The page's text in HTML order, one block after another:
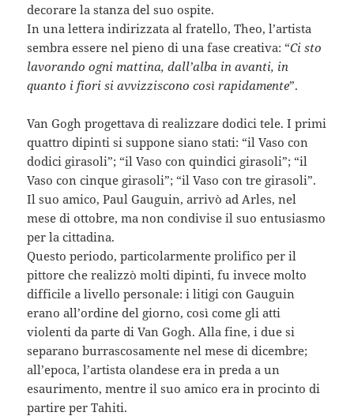
decorare la stanza del suo ospite.
In una lettera indirizzata al fratello, Theo, l’artista
sembra essere nel pieno di una fase creativa: “Ci sto
lavorando ogni mattina, dall’alba in avanti, in
quanto i fiori si avvizziscono così rapidamente”.
Van Gogh progettava di realizzare dodici tele. I primi
quattro dipinti si suppone siano stati: “il Vaso con
dodici girasoli”; “il Vaso con quindici girasoli”; “il
Vaso con cinque girasoli”; “il Vaso con tre girasoli”.
Il suo amico, Paul Gauguin, arrivò ad Arles, nel
mese di ottobre, ma non condivise il suo entusiasmo
per la cittadina.
Questo periodo, particolarmente prolifico per il
pittore che realizzò molti dipinti, fu invece molto
difficile a livello personale: i litigi con Gauguin
erano all’ordine del giorno, così come gli atti
violenti da parte di Van Gogh. Alla fine, i due si
separano burrascosamente nel mese di dicembre;
all’epoca, l’artista olandese era in preda a un
esaurimento, mentre il suo amico era in procinto di
partire per Tahiti.